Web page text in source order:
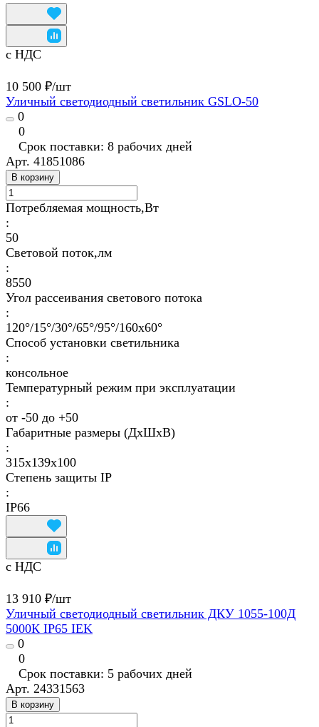
с НДС
10 500 ₽/шт
Уличный светодиодный светильник GSLO-50
0
0
Срок поставки: 8 рабочих дней
Арт. 41851086
В корзину
Потребляемая мощность,Вт
:
50
Световой поток,лм
:
8550
Угол рассеивания светового потока
:
120°/15°/30°/65°/95°/160х60°
Способ установки светильника
:
консольное
Температурный режим при эксплуатации
:
от -50 до +50
Габаритные размеры (ДхШхВ)
:
315х139х100
Степень защиты IP
:
IP66
с НДС
13 910 ₽/шт
Уличный светодиодный светильник ДКУ 1055-100Д
5000К IP65 IEK
0
0
Срок поставки: 5 рабочих дней
Арт. 24331563
В корзину